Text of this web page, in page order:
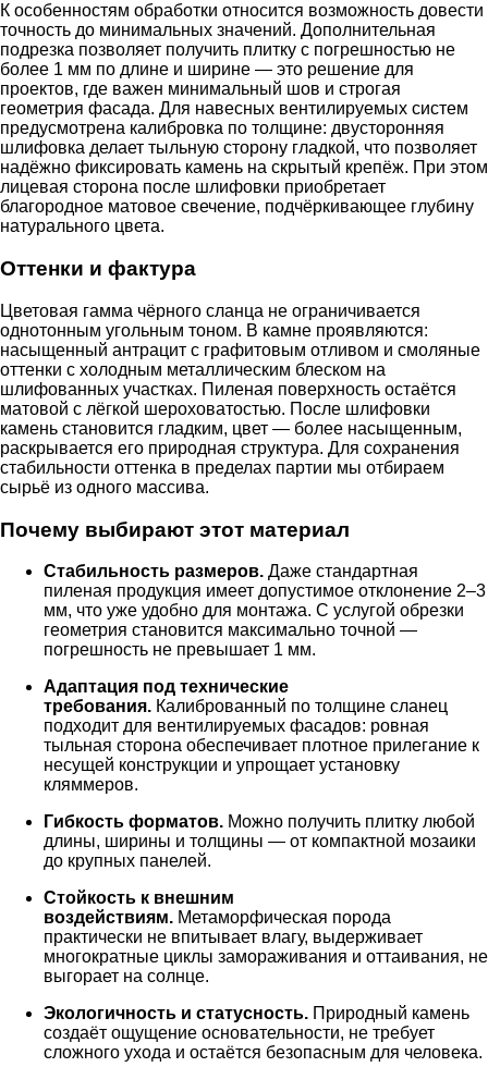
К особенностям обработки относится возможность довести
точность до минимальных значений. Дополнительная
подрезка позволяет получить плитку с погрешностью не
более 1 мм по длине и ширине — это решение для
проектов, где важен минимальный шов и строгая
геометрия фасада. Для навесных вентилируемых систем
предусмотрена калибровка по толщине: двусторонняя
шлифовка делает тыльную сторону гладкой, что позволяет
надёжно фиксировать камень на скрытый крепёж. При этом
лицевая сторона после шлифовки приобретает
благородное матовое свечение, подчёркивающее глубину
натурального цвета.
Оттенки и фактура
Цветовая гамма чёрного сланца не ограничивается
однотонным угольным тоном. В камне проявляются:
насыщенный антрацит с графитовым отливом и смоляные
оттенки с холодным металлическим блеском на
шлифованных участках. Пиленая поверхность остаётся
матовой с лёгкой шероховатостью. После шлифовки
камень становится гладким, цвет — более насыщенным,
раскрывается его природная структура. Для сохранения
стабильности оттенка в пределах партии мы отбираем
сырьё из одного массива.
Почему выбирают этот материал
Стабильность размеров. Даже стандартная
пиленая продукция имеет допустимое отклонение 2–3
мм, что уже удобно для монтажа. С услугой обрезки
геометрия становится максимально точной —
погрешность не превышает 1 мм.
Адаптация под технические
требования. Калиброванный по толщине сланец
подходит для вентилируемых фасадов: ровная
тыльная сторона обеспечивает плотное прилегание к
несущей конструкции и упрощает установку
кляммеров.
Гибкость форматов. Можно получить плитку любой
длины, ширины и толщины — от компактной мозаики
до крупных панелей.
Стойкость к внешним
воздействиям. Метаморфическая порода
практически не впитывает влагу, выдерживает
многократные циклы замораживания и оттаивания, не
выгорает на солнце.
Экологичность и статусность. Природный камень
создаёт ощущение основательности, не требует
сложного ухода и остаётся безопасным для человека.